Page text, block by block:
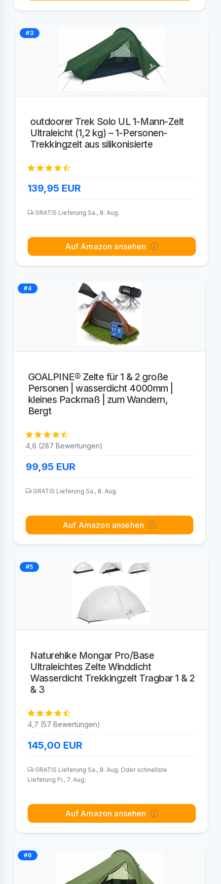
#3
outdoorer Trek Solo UL 1-Mann-Zelt
Ultraleicht (1,2 kg) – 1-Personen-
Trekkingzelt aus silikonisierte
139,95 EUR
GRATIS Lieferung Sa., 8. Aug.
Auf Amazon ansehen
#4
GOALPINE® Zelte für 1 & 2 große
Personen | wasserdicht 4000mm |
kleines Packmaß | zum Wandern,
Bergt
4,6 (287 Bewertungen)
99,95 EUR
GRATIS Lieferung Sa., 8. Aug.
Auf Amazon ansehen
#5
Naturehike Mongar Pro/Base
Ultraleichtes Zelte Winddicht
Wasserdicht Trekkingzelt Tragbar 1 & 2
& 3
4,7 (57 Bewertungen)
145,00 EUR
GRATIS Lieferung Sa., 8. Aug. Oder schnellste
Lieferung Fr., 7. Aug.
Auf Amazon ansehen
#6